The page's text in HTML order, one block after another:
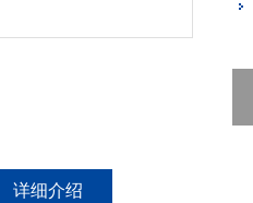
详细介绍